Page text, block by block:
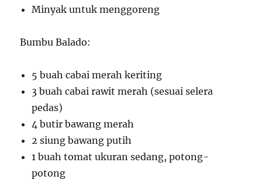
Minyak untuk menggoreng
Bumbu Balado:
5 buah cabai merah keriting
3 buah cabai rawit merah (sesuai selera
pedas)
4 butir bawang merah
2 siung bawang putih
1 buah tomat ukuran sedang, potong-
potong